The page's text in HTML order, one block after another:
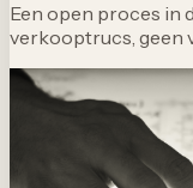
Een open proces in
verkooptrucs, geen